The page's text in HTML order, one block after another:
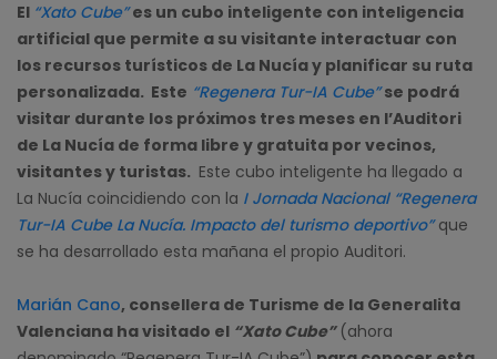
El “Xato Cube”es un cubo inteligente con inteligencia
artificial que permite a su visitante interactuar con
los recursos turísticos de La Nucía y planificar su ruta
personalizada. Este “Regenera Tur-IA Cube”se podrá
visitar durante los próximos tres meses en l’Auditori
de La Nucía de forma libre y gratuita por vecinos,
visitantes y turistas. Este cubo inteligente ha llegado a
La Nucía coincidiendo con la I Jornada Nacional “Regenera
Tur-IA Cube La Nucía. Impacto del turismo deportivo”que
se ha desarrollado esta mañana el propio Auditori.
Marián Cano, consellera de Turisme de la Generalita
Valenciana ha visitado el “Xato Cube” (ahora